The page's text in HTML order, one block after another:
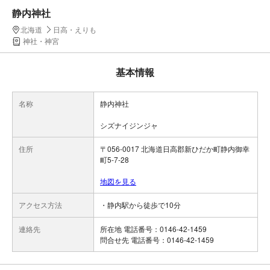
静内神社
北海道
日高・えりも
神社・神宮
基本情報
名称 静内神社
シズナイジンジャ
住所
〒056-0017 北海道日高郡新ひだか町静内御幸
町5-7-28
地図を見る
アクセス方法 ・静内駅から徒歩で10分
連絡先
所在地 電話番号：0146-42-1459
問合せ先 電話番号：0146-42-1459